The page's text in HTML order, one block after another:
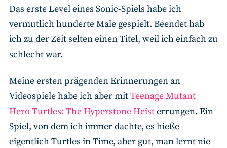
Das erste Level eines Sonic-Spiels habe ich
vermutlich hunderte Male gespielt. Beendet hab
ich zu der Zeit selten einen Titel, weil ich einfach zu
schlecht war.
Meine ersten prägenden Erinnerungen an
Videospiele habe ich aber mitTeenage Mutant
Hero Turtles: The Hyperstone Heisterrungen. Ein
Spiel, von dem ich immer dachte, es hieße
eigentlich Turtles in Time, aber gut, man lernt nie